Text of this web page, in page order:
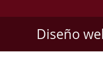
Diseño